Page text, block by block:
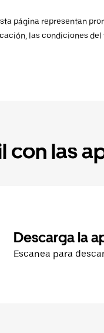
página representan
las condiciones
con las
Descarga la
Escanea para